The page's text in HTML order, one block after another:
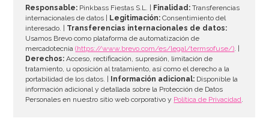
Responsable: Pinkbass Fiestas S.L. | Finalidad: Transferencias
internacionales de datos |
Legitimación: Consentimiento del
interesado. | Transferencias internacionales de datos:
Usamos Brevo como plataforma de automatización de
mercadotecnia(https://www.brevo.com/es/legal/termsofuse/). |
Derechos: Acceso, rectificación, supresión, limitación de
tratamiento, u oposición al tratamiento, así como el derecho a la
portabilidad de los datos. |
Información adicional: Disponible la
información adicional y detallada sobre la Protección de Datos
Personales en nuestro sitio web corporativo y Política de Privacidad.